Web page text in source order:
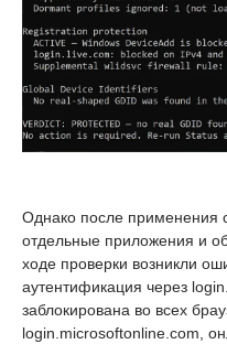
Однако после применения
отдельные приложения и
ходе проверки возникли
аутентификация через
заблокирована во всех
login.microsoftonline.com,